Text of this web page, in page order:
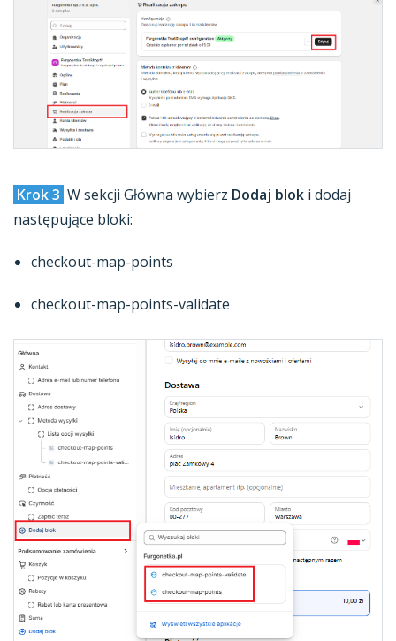
Krok 3 W sekcji Główna wybierz Dodaj blok i dodaj
następujące bloki:
checkout-map-points
checkout-map-points-validate